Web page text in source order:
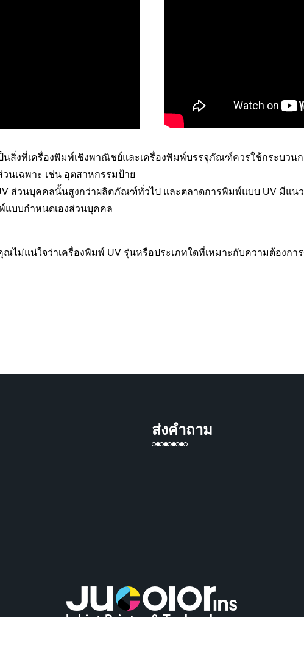
นสิ่งที่เครื่องพิมพ์เชิงพาณิชย์และเครื่องพิมพ์บรรจุภัณฑ์ควรใช้กระบว
นเฉพาะ เช่น อุตสาหกรรมป้าย
ส่วนบุคคลนั้นสูงกว่าผลิตภัณฑ์ทั่วไป และตลาดการพิมพ์แบบ UV มีแนว
แบบกำหนดเองส่วนบุคคล
ณไม่แน่ใจว่าเครื่องพิมพ์ UV รุ่นหรือประเภทใดที่เหมาะกับความต้องก
ส่งคำถาม